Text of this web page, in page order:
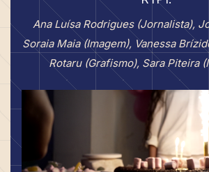
Ana Luísa Rodrigues (Jornalista),
Soraia Maia (Imagem), Vanessa
Rotaru (Grafismo), Sara Piteira